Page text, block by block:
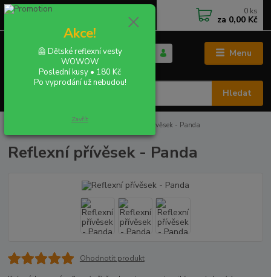
Menu
CZK
Hledat
+420 702 855 412
0 ks
za 0,00 Kč
REFLEXNÍ PŘÍVĚSKY Reflexní přívěsek - Panda
Reflexní přívěsek - Panda
Ohodnotit produkt
Akce!
🦺 Dětské reflexní vesty
WOWOW
Poslední kusy • 180 Kč
Po vyprodání už nebudou!
Zavřít